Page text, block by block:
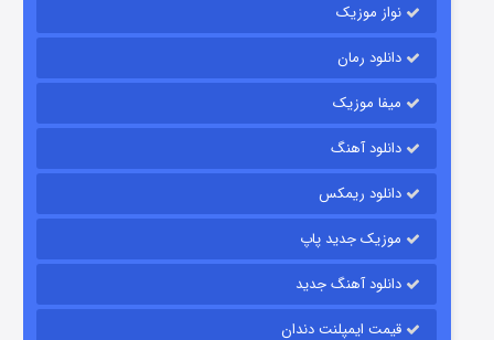
قسمت
نواز موزیک
دانلود رمان
میفا موزیک
دانلود آهنگ
دانلود ریمکس
موزیک جدید پاپ
دانلود آهنگ جدید
قیمت ایمپلنت دندان